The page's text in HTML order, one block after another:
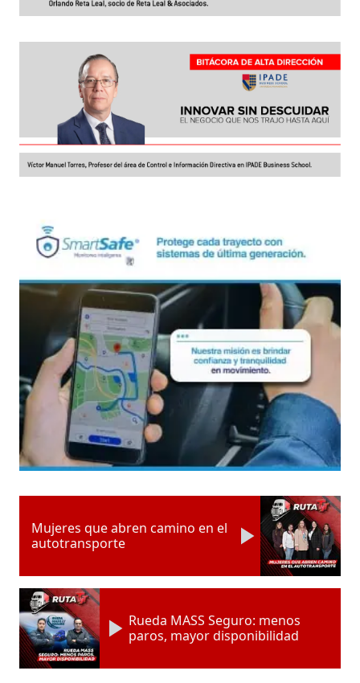
Mujeres que abren camino en el
autotransporte
Rueda MASS Seguro: menos
paros, mayor disponibilidad